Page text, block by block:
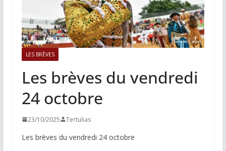
LES BRÈVES
Les brèves du vendredi
24 octobre
23/10/2025 Tertulias
Les brèves du vendredi 24 octobre